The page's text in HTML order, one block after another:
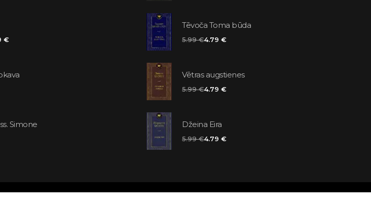
€
Simone
Tēvoča Toma būda
5.99 €4.79 €
Vētras augstienes
5.99 €4.79 €
Džeina Eira
5.99 €4.79 €